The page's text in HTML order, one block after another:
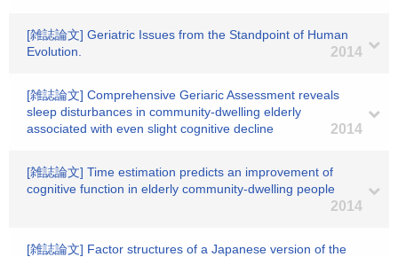
[雑誌論文] Geriatric Issues from the Standpoint of Human
Evolution.
2014
[雑誌論文] Comprehensive Geriaric Assessment reveals
sleep disturbances in community-dwelling elderly
associated with even slight cognitive decline
2014
[雑誌論文] Time estimation predicts an improvement of
cognitive function in elderly community-dwelling people
2014
[雑誌論文] Factor structures of a Japanese version of the